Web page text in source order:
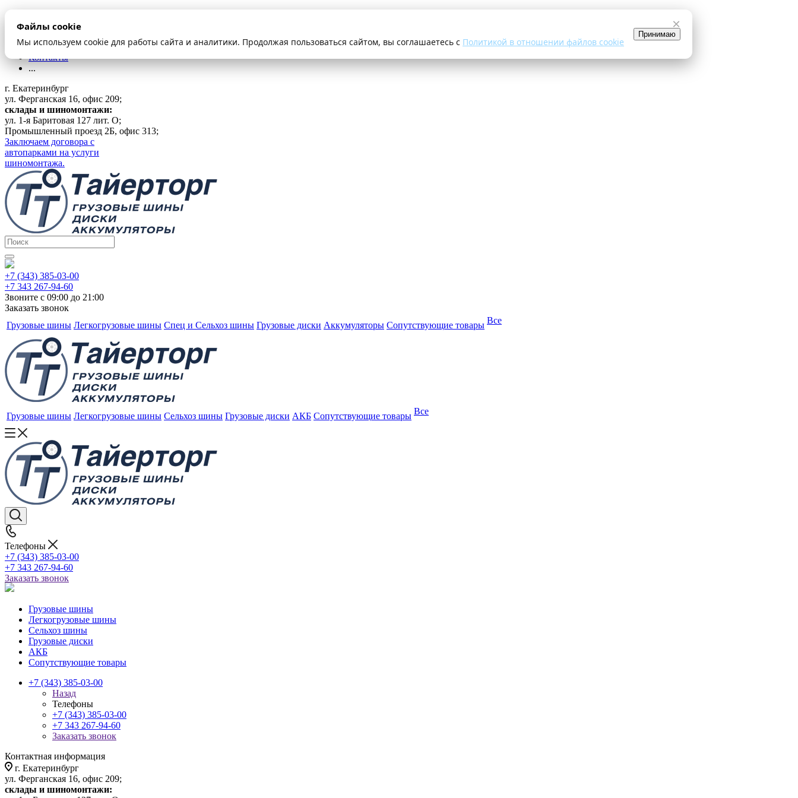
×
Файлы cookie
Мы используем cookie для работы сайта и аналитики. Продолжая пользоваться сайтом, вы соглашаетесь с Политикой в отношении файлов cookie
Принимаю
Оплата и доставка
Шиномонтаж
Контакты
...
г. Екатеринбург
ул. Ферганская 16, офис 209;
склады и шиномонтажи:
ул. 1-я Баритовая 127 лит. О;
Промышленный проезд 2Б, офис 313;
Заключаем договора с
автопарками на услуги
шиномонтажа.
+7 (343) 385-03-00
+7 343 267-94-60
Звоните с 09:00 до 21:00
Заказать звонок
Грузовые шины Легкогрузовые шины Спец и Сельхоз шины Грузовые диски Аккумуляторы Сопутствующие товары Все
Грузовые шины Легкогрузовые шины Сельхоз шины Грузовые диски АКБ Сопутствующие товары Все
Телефоны
+7 (343) 385-03-00
+7 343 267-94-60
Заказать звонок
Грузовые шины
Легкогрузовые шины
Сельхоз шины
Грузовые диски
АКБ
Сопутствующие товары
+7 (343) 385-03-00
Назад
Телефоны
+7 (343) 385-03-00
+7 343 267-94-60
Заказать звонок
Контактная информация
г. Екатеринбург
ул. Ферганская 16, офис 209;
склады и шиномонтажи: